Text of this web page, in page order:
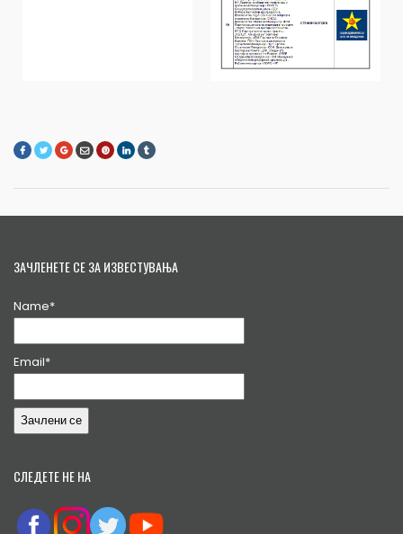
ЗАЧЛЕНЕТЕ СЕ ЗА ИЗВЕСТУВАЊА
Name*
Email*
СЛЕДЕТЕ НЕ НА